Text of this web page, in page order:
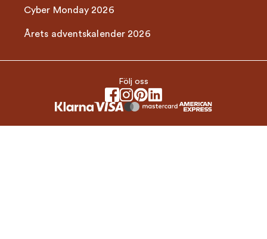
Cyber Monday 2026
Årets adventskalender 2026
Följ oss